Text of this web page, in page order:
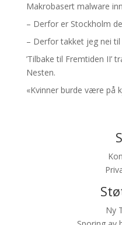
Makrobasert malware
– Derfor er Stockholm
– Derfor takket jeg nei
’Tilbake til Fremtiden II’
Nesten.
«Kvinner burde være på
Ny